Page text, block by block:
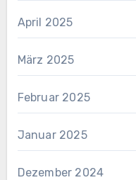
April 2025
März 2025
Februar 2025
Januar 2025
Dezember 2024